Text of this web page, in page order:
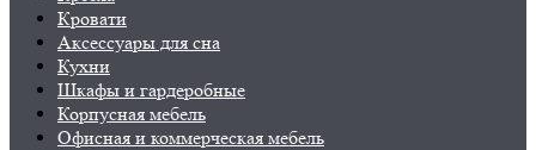
Кровати
Аксессуары для сна
Кухни
Шкафы и гардеробные
Корпусная мебель
Офисная и коммерческая мебель